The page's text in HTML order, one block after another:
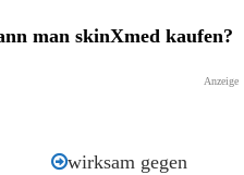
man skinXmed kaufen?
Anzeige
wirksam gegen